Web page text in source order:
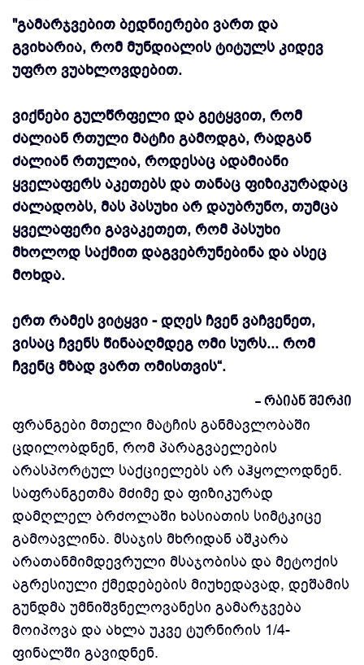
"გამარჯვებით ბედნიერები ვართ და
გვიხარია, რომ მუნდიალის ტიტულს კიდევ
უფრო ვუახლოვდებით.
ვიქნები გულწრფელი და გეტყვით, რომ
ძალიან რთული მატჩი გამოდგა, რადგან
ძალიან რთულია, როდესაც ადამიანი
ყველაფერს აკეთებს და თანაც ფიზიკურადაც
ძალადობს, მას პასუხი არ დაუბრუნო, თუმცა
ყველაფერი გავაკეთეთ, რომ პასუხი
მხოლოდ საქმით დაგვებრუნებინა და ასეც
მოხდა.
ერთ რამეს ვიტყვი - დღეს ჩვენ ვაჩვენეთ,
ვისაც ჩვენს წინააღმდეგ ომი სურს... რომ
ჩვენც მზად ვართ ომისთვის“.
- რაიან შერკი
ფრანგები მთელი მატჩის განმავლობაში
ცდილობდნენ, რომ პარაგვაელების
არასპორტულ საქციელებს არ აჰყოლოდნენ.
საფრანგეთმა მძიმე და ფიზიკურად
დამღლელ ბრძოლაში ხასიათის სიმტკიცე
გამოავლინა. მსაჯის მხრიდან აშკარა
არათანმიმდევრული მსაჯობისა და მეტოქის
აგრესიული ქმედებების მიუხედავად, დეშამის
გუნდმა უმნიშვნელოვანესი გამარჯვება
მოიპოვა და ახლა უკვე ტურნირის 1/4-
ფინალში გავიდნენ.